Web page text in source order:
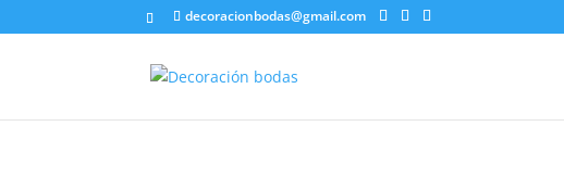
decoracionbodas@gmail.com